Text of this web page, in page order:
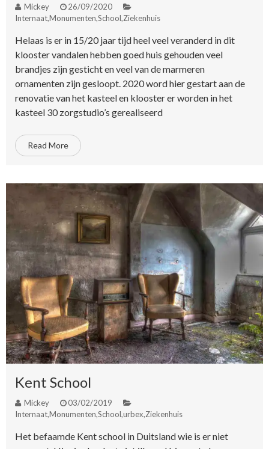
Mickey
26/09/2020
Internaat,Monumenten,School,Ziekenhuis
Helaas is er in 15/20 jaar tijd heel veel veranderd in dit
klooster vandalen hebben goed huis gehouden veel
brandjes zijn gesticht en veel van de marmeren
ornamenten zijn gesloopt. 2020 word hier gestart aan de
renovatie van het kasteel en klooster er worden in het
kasteel 30 zorgstudio’s gerealiseerd
Read More
Kent School
Mickey
03/02/2019
Internaat,Monumenten,School,urbex,Ziekenhuis
Het befaamde Kent school in Duitsland wie is er niet